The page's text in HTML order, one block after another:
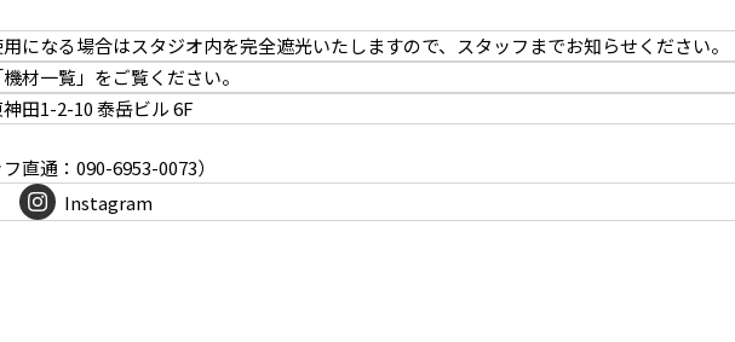
になる場合はスタジオ内を完全遮光いたしますので、スタッフまでお知らせください。
材一覧」をご覧ください。
田1-2-10 泰岳ビル 6F
直通：090-6953-0073）
Instagram